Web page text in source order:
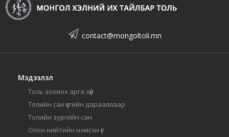
contact@mongoltoli.mn
Мэдээлэл
Толь зохиох арга зүй
Толийн сан үсгийн дарааллаар
Толийн зургийн сан
Олон нийтийн нэмсэн үг